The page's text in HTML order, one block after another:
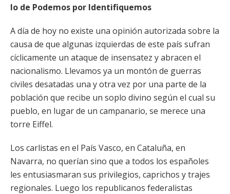
lo de Podemos por Identifiquemos
A día de hoy no existe una opinión autorizada sobre la
causa de que algunas izquierdas de este país sufran
cíclicamente un ataque de insensatez y abracen el
nacionalismo. Llevamos ya un montón de guerras
civiles desatadas una y otra vez por una parte de la
población que recibe un soplo divino según el cual su
pueblo, en lugar de un campanario, se merece una
torre Eiffel.
Los carlistas en el País Vasco, en Cataluña, en
Navarra, no querían sino que a todos los españoles
les entusiasmaran sus privilegios, caprichos y trajes
regionales. Luego los republicanos federalistas